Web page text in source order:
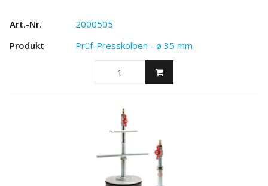
2000505
Prüf-Presskolben - ø 35 mm